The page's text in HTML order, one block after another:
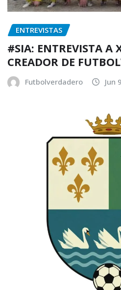
ENTREVISTAS
#SIA: ENTREVISTA A
CREADOR DE
Futbolverdadero Jun